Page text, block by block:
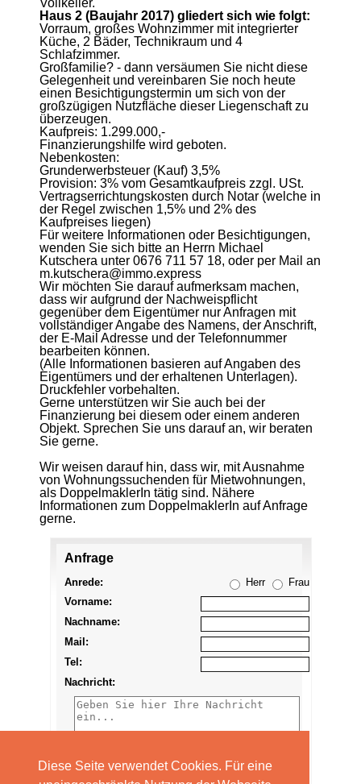
Diese Seite verwendet Cookies. Für eine
Vollkeller.
Haus 2 (Baujahr 2017) gliedert sich wie folgt:
Vorraum, großes Wohnzimmer mit integrierter
Küche, 2 Bäder, Technikraum und 4
Schlafzimmer.
Großfamilie? - dann versäumen Sie nicht diese
Gelegenheit und vereinbaren Sie noch heute
einen Besichtigungstermin um sich von der
großzügigen Nutzfläche dieser Liegenschaft zu
überzeugen.
Kaufpreis: 1.299.000,-
Finanzierungshilfe wird geboten.
Nebenkosten:
Grunderwerbsteuer (Kauf) 3,5%
Provision: 3% vom Gesamtkaufpreis zzgl. USt.
Vertragserrichtungskosten durch Notar (welche in
der Regel zwischen 1,5% und 2% des
Kaufpreises liegen)
Für weitere Informationen oder Besichtigungen,
wenden Sie sich bitte an Herrn Michael
Kutschera unter 0676 711 57 18, oder per Mail an
m.kutschera@immo.express
Wir möchten Sie darauf aufmerksam machen,
dass wir aufgrund der Nachweispflicht
gegenüber dem Eigentümer nur Anfragen mit
vollständiger Angabe des Namens, der Anschrift,
der E-Mail Adresse und der Telefonnummer
bearbeiten können.
(Alle Informationen basieren auf Angaben des
Eigentümers und der erhaltenen Unterlagen).
Druckfehler vorbehalten.
Gerne unterstützen wir Sie auch bei der
Finanzierung bei diesem oder einem anderen
Objekt. Sprechen Sie uns darauf an, wir beraten
Sie gerne.
Wir weisen darauf hin, dass wir, mit Ausnahme
von Wohnungssuchenden für Mietwohnungen,
als DoppelmaklerIn tätig sind. Nähere
Informationen zum DoppelmaklerIn auf Anfrage
gerne.
Anfrage
Anrede:
Herr
Frau
Vorname:
Nachname:
Mail:
Tel:
Nachricht: